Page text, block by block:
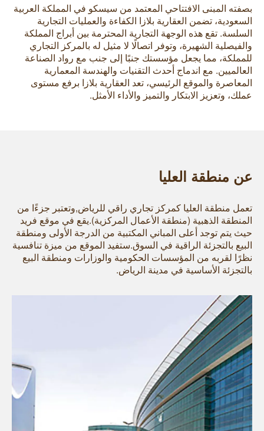
بصفته المبنى الافتتاحي المعتمد من سيسكو في المملكة العربية
السعودية، تضمن العقارية بلازا الكفاءة والعمليات التجارية
السلسة. تقع هذه الوجهة التجارية المحترمة بين أبراج المملكة
والفيصلية الشهيرة، وتوفر اتصالًا لا مثيل له بالمركز التجاري
للمملكة، مما يجعل مؤسستك جنبًا إلى جنب مع رواد الصناعة
العالميين. مع اندماج أحدث التقنيات والهندسة المعمارية
المعاصرة والموقع الرئيسي، تعد العقارية بلازا برفع مستوى
عملك، وتعزيز الابتكار والتميز والأداء الأمثل.
عن منطقة العليا
تعمل منطقة العليا كمركز تجاري راقي للرياض,وتعتبر جزءًا من
المنطقة الذهبية (منطقة الأعمال المركزية).يقع في موقع فريد
حيث يتم توجد أعلى المباني المكتبية من الدرجة الأولى ومنطقة
البيع بالتجزئة الراقية في السوق.ستفيد الموقع من ميزة تنافسية
نظرًا لقربه من المؤسسات الحكومية والوزارات ومنطقة البيع
بالتجزئة الأساسية في مدينة الرياض.